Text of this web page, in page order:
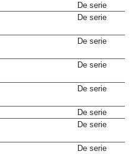
De serie
De serie
De serie
De serie
De serie
De serie
De serie
De serie